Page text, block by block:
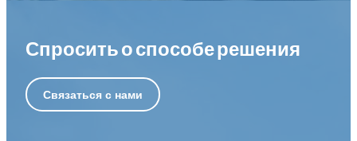
Спросить о способе решения
Связаться с нами